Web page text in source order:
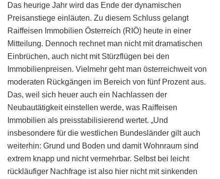
Das heurige Jahr wird das Ende der dynamischen
Preisanstiege einläuten. Zu diesem Schluss gelangt
Raiffeisen Immobilien Österreich (RIÖ) heute in einer
Mitteilung. Dennoch rechnet man nicht mit dramatischen
Einbrüchen, auch nicht mit Stürzflügen bei den
Immobilienpreisen. Vielmehr geht man österreichweit von
moderaten Rückgängen im Bereich von fünf Prozent aus.
Das, weil sich heuer auch ein Nachlassen der
Neubautätigkeit einstellen werde, was Raiffeisen
Immobilien als preisstabilisierend wertet. „Und
insbesondere für die westlichen Bundesländer gilt auch
weiterhin: Grund und Boden und damit Wohnraum sind
extrem knapp und nicht vermehrbar. Selbst bei leicht
rückläufiger Nachfrage ist also hier nicht mit sinkenden